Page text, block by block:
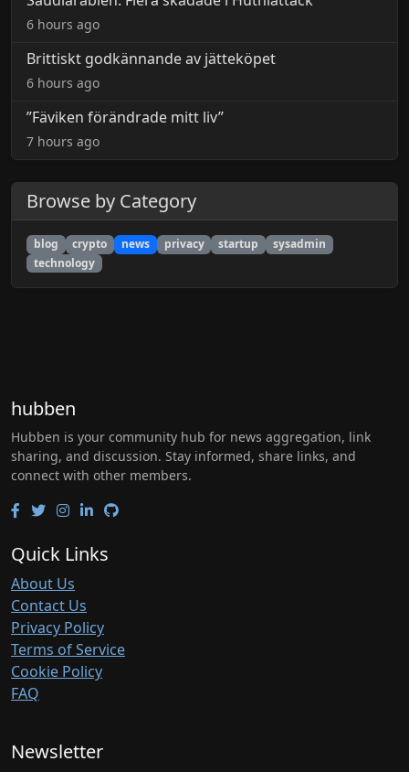
6 hours ago
Brittiskt godkännande av jätteköpet
6 hours ago
”Fäviken förändrade mitt liv”
7 hours ago
Browse by Category
blog crypto news privacy startup
sysadmin
technology
hubben
Hubben is your community hub for news aggregation, link
sharing, and discussion. Stay informed, share links, and
connect with other members.
Quick Links
About Us
Contact Us
Privacy Policy
Terms of Service
Cookie Policy
FAQ
Newsletter